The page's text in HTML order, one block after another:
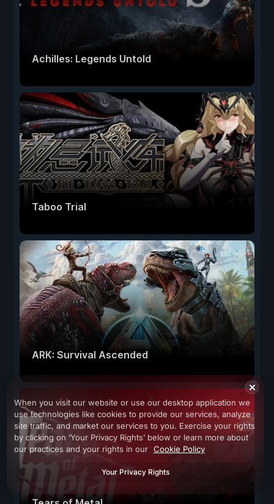
Achilles: Legends Untold
Taboo Trial
ARK: Survival Ascended
When you visit our website or use our desktop application we
use technologies like cookies to provide our services, analyze
site traffic, and market our services to you. Exercise your rights
by clicking on ‘Your Privacy Rights’ below or learn more about
our practices and your rights in our Cookie Policy
Your Privacy Rights